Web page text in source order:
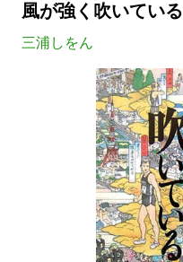
風が強く吹いている
三浦しをん